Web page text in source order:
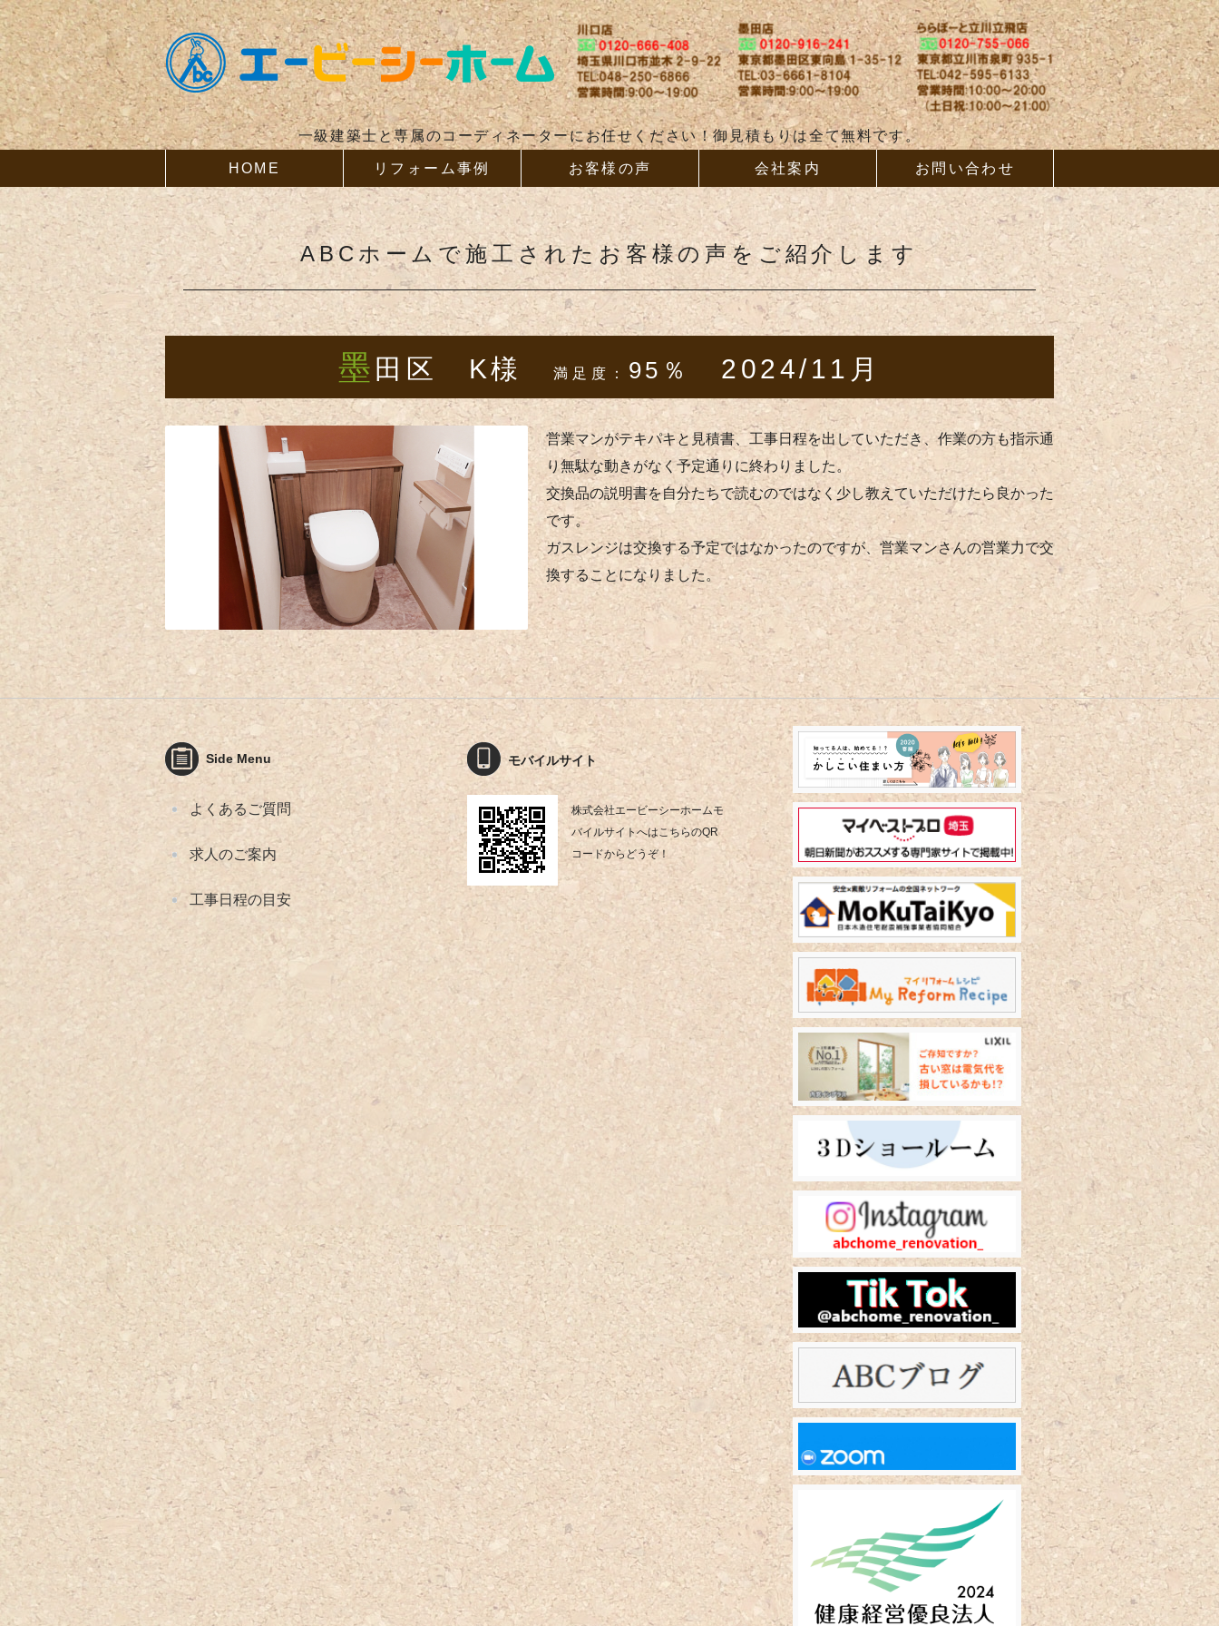
リフォーム、増改築なら
一級建築士と専属のコーディネーターにお任せください！御見積もりは全て無料です。
HOME リフォーム事例 お客様の声 会社案内 お問い合わせ
ABCホームで施工されたお客様の声をご紹介します
墨 田区 K様満足度： 95％ 2024/11月
営業マンがテキパキと見積書、工事日程を出していただき、作業の方も指示通
り無駄な動きがなく予定通りに終わりました。
交換品の説明書を自分たちで読むのではなく少し教えていただけたら良かった
です。
ガスレンジは交換する予定ではなかったのですが、営業マンさんの営業力で交
換することになりました。
Side Menu
よくあるご質問
求人のご案内
工事日程の目安
モバイルサイト
株式会社エービーシーホームモ
バイルサイトへはこちらのQR
コードからどうぞ！